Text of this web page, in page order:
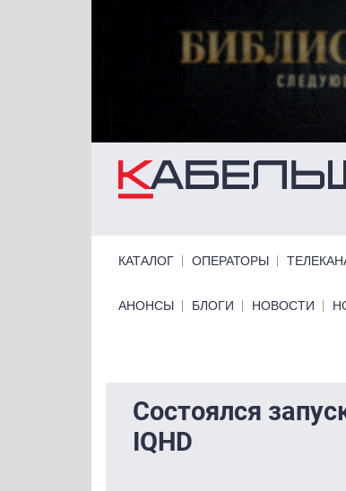
КАТАЛОГ ОПЕРАТОРЫ
Primary links bottom
АНОНСЫ БЛОГИ НОВОСТИ
Состоялся
IQHD